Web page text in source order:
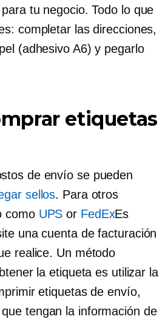
tu negocio. Todo lo que
completar las direcciones,
(adhesivo A6) y pegarlo
etiquetas
de envío se pueden
sellos. Para otros
como UPS or FedExEs
una cuenta de facturación
realice. Un método
la etiqueta es utilizar la
etiquetas de envío,
tengan la información de